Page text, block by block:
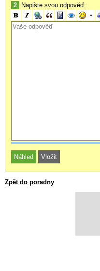
2 Napište svou odpověď:
Zpět do poradny